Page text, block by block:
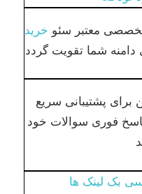
معتبر سئو خرید
دامنه شما تقویت گردد
برای پشتیبانی سریع
فوری سوالات خود
بک لینک ها